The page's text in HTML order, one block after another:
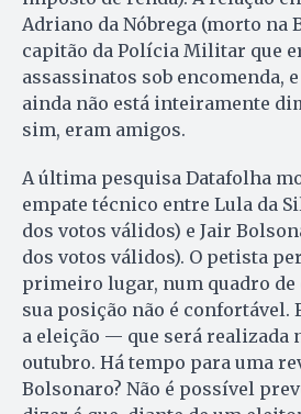
Adriano da Nóbrega (morto na
capitão da Polícia Militar que
assassinatos sob encomenda,
ainda não está inteiramente
sim, eram amigos.
A última pesquisa Datafolha
empate técnico entre Lula da
dos votos válidos) e Jair
dos votos válidos). O petista
primeiro lugar, num quadro de
sua posição não é confortável.
a eleição — que será realizada
outubro. Há tempo para uma
Bolsonaro? Não é possível